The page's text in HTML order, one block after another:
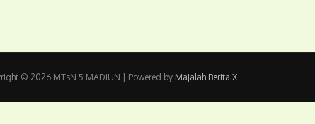
© 2026 MTsN 5 MADIUN | Powered by Majalah Berita X